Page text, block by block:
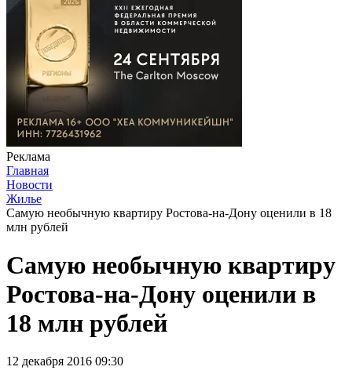
Реклама
Главная
Новости
Жилье
Самую необычную квартиру Ростова-на-Дону оценили в 18
млн рублей
Самую необычную квартиру
Ростова-на-Дону оценили в
18 млн рублей
12 декабря 2016 09:30